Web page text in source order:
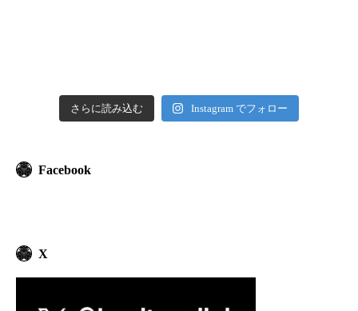
さらに読み込む Instagram でフォロー
Facebook
X